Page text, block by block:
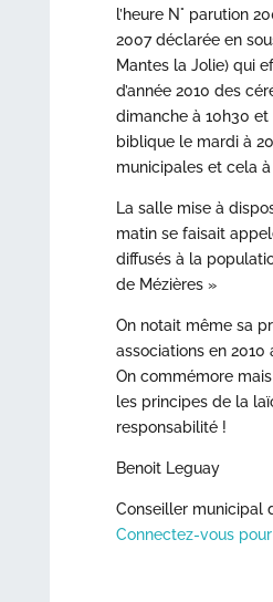
l’heure N° parution
2007 déclarée en
Mantes la Jolie) qui
d’année 2010 des
dimanche à 10h30 et
biblique le mardi à
municipales et cela
La salle mise à
matin se faisait
diffusés à la
de Mézières »
On notait même sa
associations en 2010
On commémore
les principes de la
responsabilité !
Benoit Leguay
Conseiller municipal
Connectez-vous